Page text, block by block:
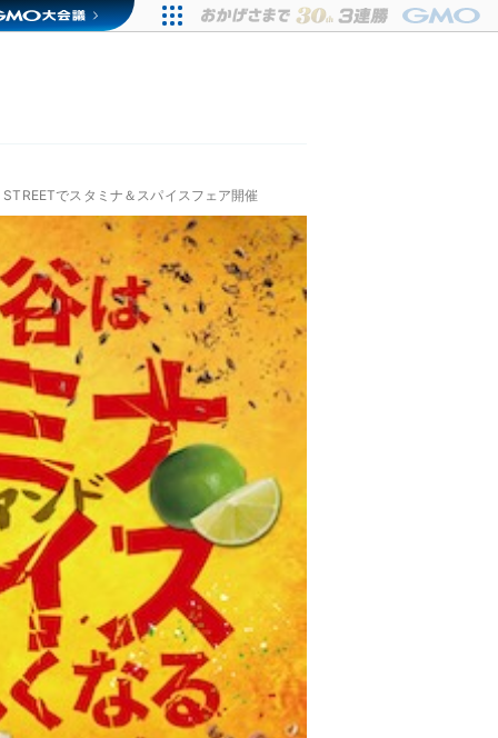
でスタミナ＆スパイスフェア開催